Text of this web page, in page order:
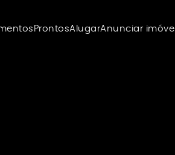
ProntosAlugarAnunciar imóvel